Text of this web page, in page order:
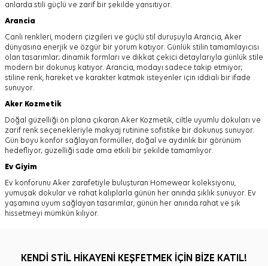
anlarda stili güçlü ve zarif bir şekilde yansıtıyor.
Arancia
Canlı renkleri, modern çizgileri ve güçlü stil duruşuyla Arancia, Aker
dünyasına enerjik ve özgür bir yorum katıyor. Günlük stilin tamamlayıcısı
olan tasarımlar; dinamik formları ve dikkat çekici detaylarıyla günlük stile
modern bir dokunuş katıyor. Arancia, modayı sadece takip etmiyor;
stiline renk, hareket ve karakter katmak isteyenler için iddialı bir ifade
sunuyor.
Aker Kozmetik
Doğal güzelliği ön plana çıkaran Aker Kozmetik, ciltle uyumlu dokuları ve
zarif renk seçenekleriyle makyaj rutinine sofistike bir dokunuş sunuyor.
Gün boyu konfor sağlayan formüller, doğal ve aydınlık bir görünüm
hedefliyor; güzelliği sade ama etkili bir şekilde tamamlıyor.
Ev Giyim
Ev konforunu Aker zarafetiyle buluşturan Homewear koleksiyonu,
yumuşak dokular ve rahat kalıplarla günün her anında şıklık sunuyor. Ev
yaşamına uyum sağlayan tasarımlar, günün her anında rahat ve şık
hissetmeyi mümkün kılıyor.
KENDİ STİL HİKAYENİ KEŞFETMEK İÇİN BİZE KATIL!